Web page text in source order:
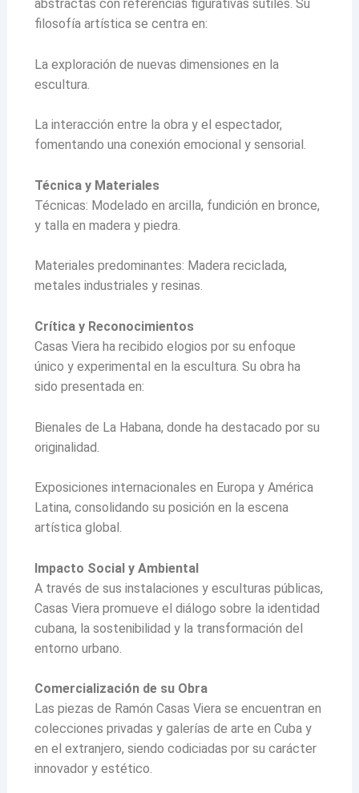
abstractas con referencias figurativas sutiles. Su
filosofía artística se centra en:
La exploración de nuevas dimensiones en la
escultura.
La interacción entre la obra y el espectador,
fomentando una conexión emocional y sensorial.
Técnica y Materiales
Técnicas: Modelado en arcilla, fundición en bronce,
y talla en madera y piedra.
Materiales predominantes: Madera reciclada,
metales industriales y resinas.
Crítica y Reconocimientos
Casas Viera ha recibido elogios por su enfoque
único y experimental en la escultura. Su obra ha
sido presentada en:
Bienales de La Habana, donde ha destacado por su
originalidad.
Exposiciones internacionales en Europa y América
Latina, consolidando su posición en la escena
artística global.
Impacto Social y Ambiental
A través de sus instalaciones y esculturas públicas,
Casas Viera promueve el diálogo sobre la identidad
cubana, la sostenibilidad y la transformación del
entorno urbano.
Comercialización de su Obra
Las piezas de Ramón Casas Viera se encuentran en
colecciones privadas y galerías de arte en Cuba y
en el extranjero, siendo codiciadas por su carácter
innovador y estético.